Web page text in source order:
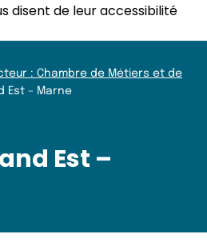
disent de leur accessibilité
: Chambre de Métiers et de
Est – Marne
Est –